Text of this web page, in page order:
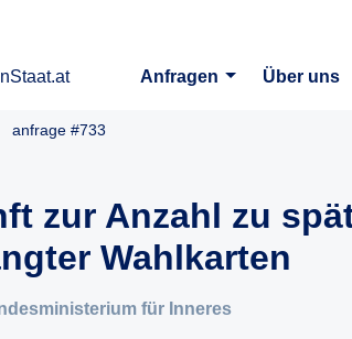
Anfragen
Über uns
anfrage #733
zur Anzahl zu
Wahlkarten
für Inneres